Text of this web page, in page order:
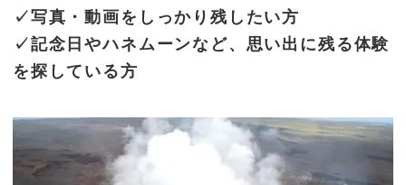
✓写真・動画をしっかり残したい方
✓記念日やハネムーンなど、思い出に残る体験
を探している方